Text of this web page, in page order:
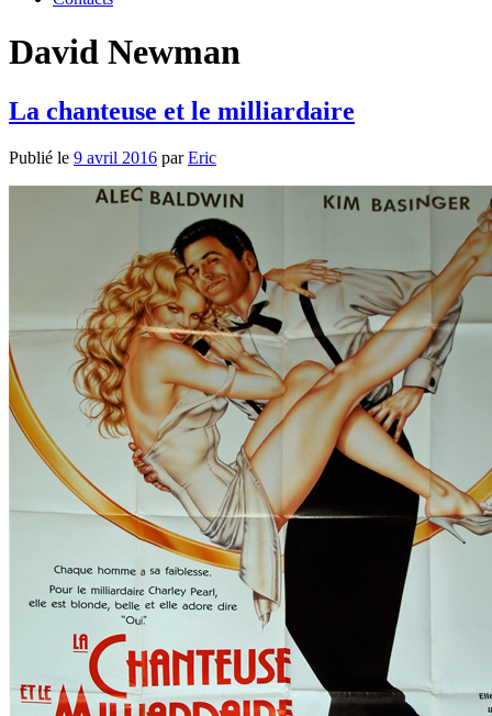
David Newman
La chanteuse et le milliardaire
Publié le 9 avril 2016 parEric